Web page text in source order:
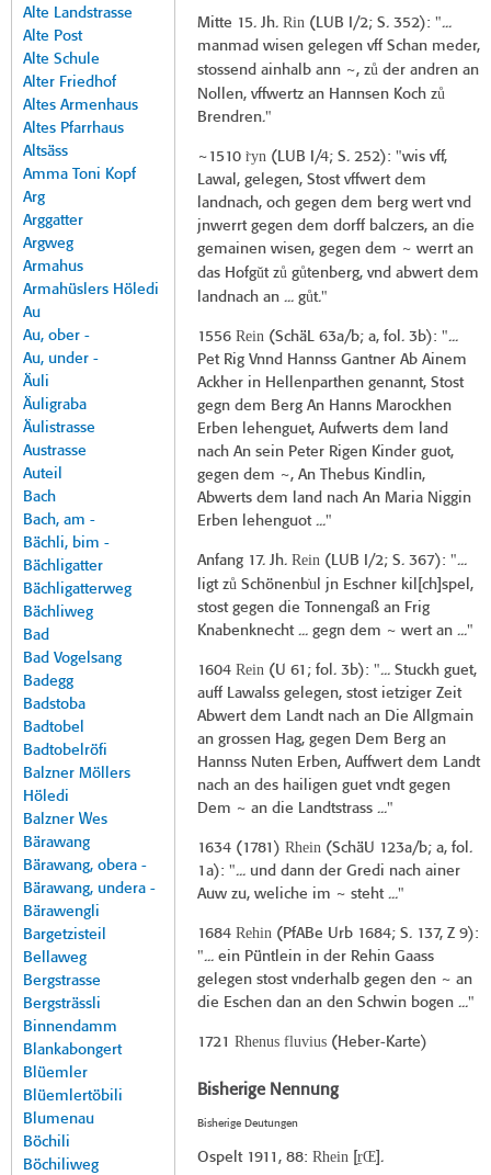
Alte Landstrasse
Alte Post
Alte Schule
Alter Friedhof
Altes Armenhaus
Altes Pfarrhaus
Altsäss
Amma Toni Kopf
Arg
Arggatter
Argweg
Armahus
Armahüslers Höledi
Au
Au, ober -
Au, under -
Äuli
Äuligraba
Äulistrasse
Austrasse
Auteil
Bach
Bach, am -
Bächli, bim -
Bächligatter
Bächligatterweg
Bächliweg
Bad
Bad Vogelsang
Badegg
Badstoba
Badtobel
Badtobelröfi
Balzner Möllers
Höledi
Balzner Wes
Bärawang
Bärawang, obera -
Bärawang, undera -
Bärawengli
Bargetzisteil
Bellaweg
Bergstrasse
Bergsträssli
Binnendamm
Blankabongert
Blüemler
Blüemlertöbili
Blumenau
Böchili
Böchiliweg
Mitte 15. Jh. Rin( LUB I/2; S. 352): "...
manmad wisen gelegen vff Schan meder,
stossend ainhalb ann ~, zůder andren an
Nollen, vffwertz an Hannsen Koch zů
Brendren."
~1510 r̀yn( LUB I/4; S. 252): "wis vff,
Lawal, gelegen, Stost vffwert dem
landnach, och gegen dem berg wert vnd
jnwerrt gegen dem dorff balczers, an die
gemainen wisen, gegen dem ~ werrt an
das Hofgŭt zůgůtenberg, vnd abwert dem
landnach an ... gůt."
1556 Rein(SchäL 63a/b; a, fol. 3b): "...
Pet Rig Vnnd Hannss Gantner Ab Ainem
Ackher in Hellenparthen genannt, Stost
gegn dem Berg An Hanns Marockhen
Erben lehenguet, Aufwerts dem land
nach An sein Peter Rigen Kinder guot,
gegen dem ~, An Thebus Kindlin,
Abwerts dem land nach An Maria Niggin
Erben lehenguot ..."
Anfang 17. Jh. Rein( LUB I/2; S. 367): "...
ligt zůSchönenḃul jn Eschner kil[ch]spel,
stost gegen die Tonnengaß an Frig
Knabenknecht ... gegn dem ~ wert an ..."
1604 Rein(U 61 ; fol. 3b): "... Stuckh guet,
auff Lawalss gelegen, stost ietziger Zeit
Abwert dem Landt nach an Die Allgmain
an grossen Hag, gegen Dem Berg an
Hannss Nuten Erben, Auffwert dem Landt
nach an des hailigen guet vndt gegen
Dem ~ an die Landtstrass ..."
1634 ( 1781 ) Rhein(SchäU 123a/b; a, fol.
1a): "... und dann der Gredi nach ainer
Auw zu, weliche im ~ steht ..."
1684 Rehin( PfABe Urb 1684; S. 137, Z 9):
"... ein Püntlein in der Rehin Gaass
gelegen stost vnderhalb gegen den ~ an
die Eschen dan an den Schwin bogen ..."
1721 Rhenus fluvius( Heber-Karte)
Bisherige Nennung
Bisherige Deutungen
Ospelt 1911 , 88: Rhein[ r̠Œ].